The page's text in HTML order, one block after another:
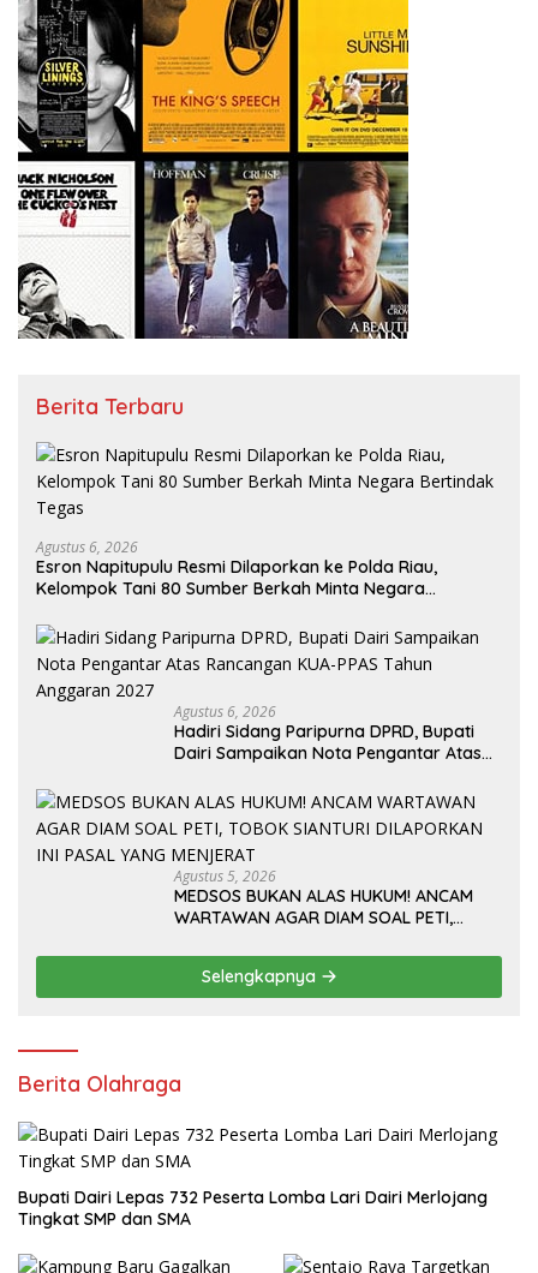
Berita Terbaru
Agustus 6, 2026
Esron Napitupulu Resmi Dilaporkan ke Polda Riau,
Kelompok Tani 80 Sumber Berkah Minta Negara
Agustus 6, 2026
Hadiri Sidang Paripurna DPRD, Bupati
Dairi Sampaikan Nota Pengantar Atas
2027
Agustus 5, 2026
MEDSOS BUKAN ALAS HUKUM! ANCAM
WARTAWAN AGAR DIAM SOAL PETI,
YANG MENJERAT
Selengkapnya
Berita Olahraga
Bupati Dairi Lepas 732 Peserta Lomba Lari Dairi Merlojang
Tingkat SMP dan SMA